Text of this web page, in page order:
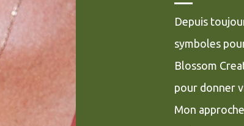
Depuis
symboles
Blossom
pour donner
Mon